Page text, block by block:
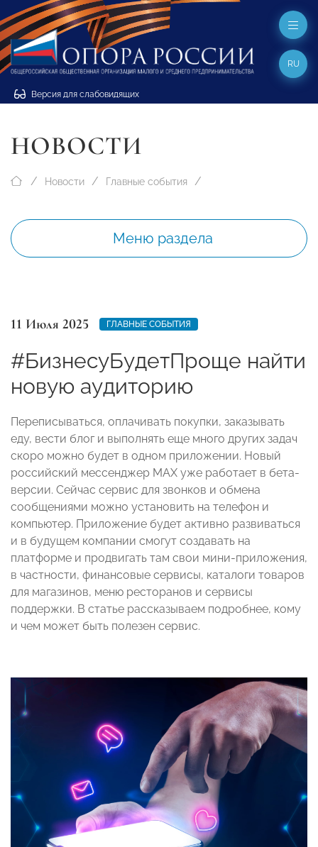
Версия для слабовидящих
RU
НОВОСТИ
Новости Главные события
Меню раздела
11 Июля 2025 ГЛАВНЫЕ СОБЫТИЯ
#БизнесуБудетПроще найти
новую аудиторию
Переписываться, оплачивать покупки, заказывать
еду, вести блог и выполнять еще много других задач
скоро можно будет в одном приложении. Новый
российский мессенджер МАХ уже работает в бета-
версии. Сейчас сервис для звонков и обмена
сообщениями можно установить на телефон и
компьютер. Приложение будет активно развиваться
и в будущем компании смогут создавать на
платформе и продвигать там свои мини-приложения,
в частности, финансовые сервисы, каталоги товаров
для магазинов, меню ресторанов и сервисы
поддержки. В статье рассказываем подробнее, кому
и чем может быть полезен сервис.